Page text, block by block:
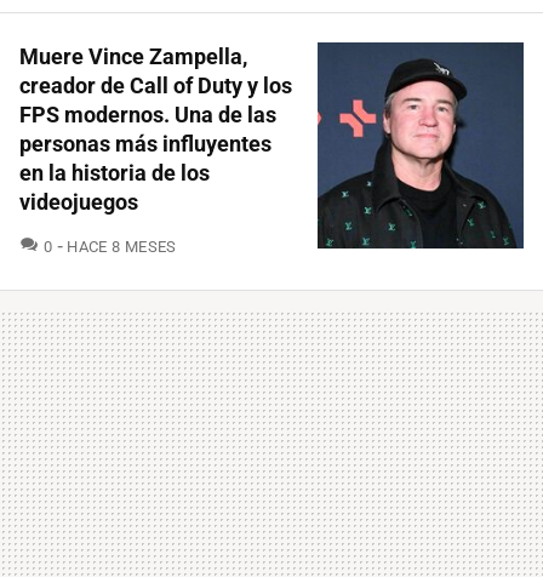
Muere Vince Zampella,
creador de Call of Duty y los
FPS modernos. Una de las
personas más influyentes
en la historia de los
videojuegos
0 COMENTARIOS
HACE 8 MESES